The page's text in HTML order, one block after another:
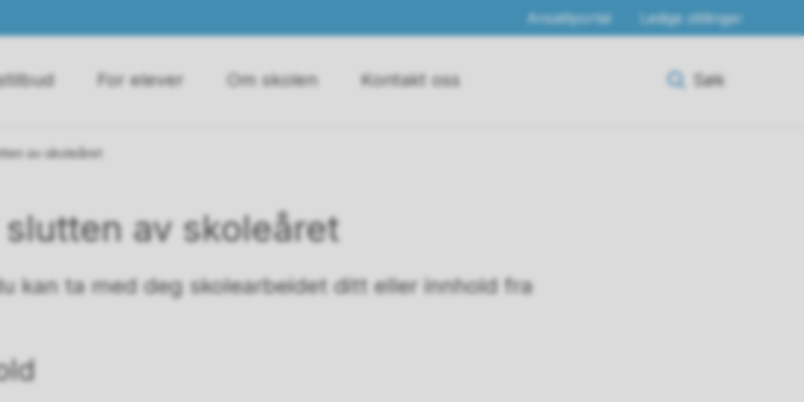
Ansattportal Ledige stillinger
For elever Om skolen Kontakt oss Søk
av skoleåret
av skoleåret
kan ta med deg skolearbeidet ditt eller innhold fra